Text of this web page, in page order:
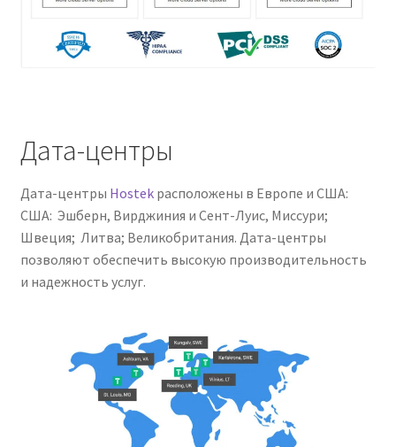
Дата-центры
Дата-центры Hostekрасположены в Европе и США:
США: Эшберн, Вирджиния и Сент-Луис, Миссури;
Швеция; Литва; Великобритания. Дата-центры
позволяют обеспечить высокую производительность
и надежность услуг.